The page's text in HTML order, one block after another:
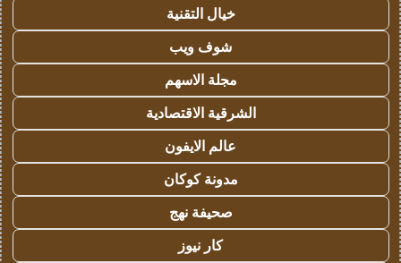
خيال التقنية
شوف ويب
مجلة الاسهم
الشرقية الاقتصادية
عالم الايفون
مدونة كوكان
صحيفة نهج
كار نيوز